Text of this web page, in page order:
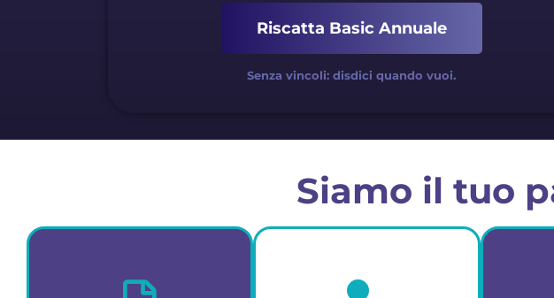
Riscatta Basic Annuale
Senza vincoli: disdici quando vuoi.
Siamo il tuo